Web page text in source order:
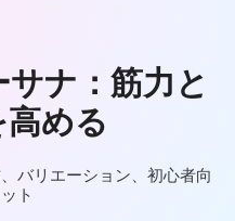
ナ：筋力と
める
バリエーション、初心者向
ト